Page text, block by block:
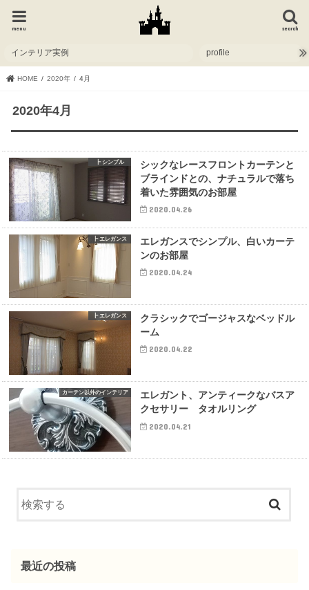
search
menu
インテリア実例 profile
HOME 2020年 4月
2020年4月
┣ シンプル
シックなレースフロントカーテンと
ブラインドとの、ナチュラルで落ち
着いた雰囲気のお部屋
2020.04.26
┣ エレガンス
エレガンスでシンプル、白いカーテ
ンのお部屋
2020.04.24
┣ エレガンス
クラシックでゴージャスなベッドル
ーム
2020.04.22
カーテン以外のインテリア
エレガント、アンティークなバスア
クセサリー タオルリング
2020.04.21
最近の投稿